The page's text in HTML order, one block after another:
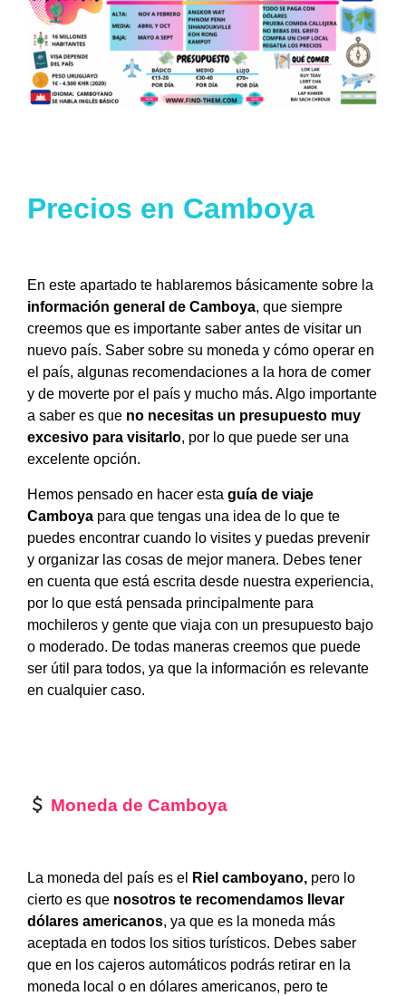
Precios en Camboya
En este apartado te hablaremos básicamente sobre la
información general de Camboya, que siempre
creemos que es importante saber antes de visitar un
nuevo país. Saber sobre su moneda y cómo operar en
el país, algunas recomendaciones a la hora de comer
y de moverte por el país y mucho más. Algo importante
a saber es que no necesitas un presupuesto muy
excesivo para visitarlo, por lo que puede ser una
excelente opción.
Hemos pensado en hacer esta guía de viaje
Camboya para que tengas una idea de lo que te
puedes encontrar cuando lo visites y puedas prevenir
y organizar las cosas de mejor manera. Debes tener
en cuenta que está escrita desde nuestra experiencia,
por lo que está pensada principalmente para
mochileros y gente que viaja con un presupuesto bajo
o moderado. De todas maneras creemos que puede
ser útil para todos, ya que la información es relevante
en cualquier caso.
Moneda de Camboya
La moneda del país es el Riel camboyano, pero lo
cierto es que nosotros te recomendamos llevar
dólares americanos, ya que es la moneda más
aceptada en todos los sitios turísticos. Debes saber
que en los cajeros automáticos podrás retirar en la
moneda local o en dólares americanos, pero te